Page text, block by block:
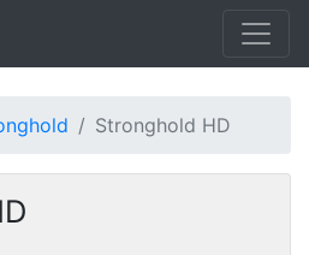
Stronghold HD